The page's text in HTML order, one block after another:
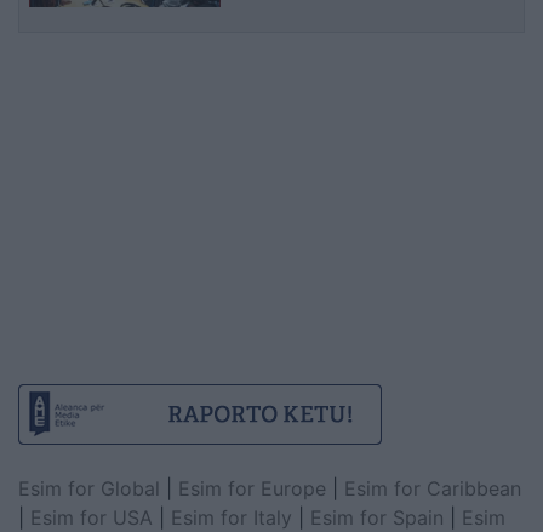
Esim for Global Esim for Europe
Esim for Caribbean
Esim for USA Esim for Italy Esim for Spain
Esim